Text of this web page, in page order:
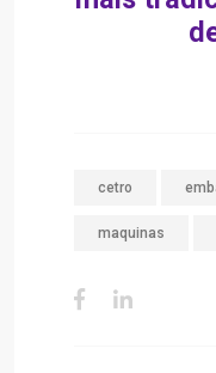
cetro
maquinas